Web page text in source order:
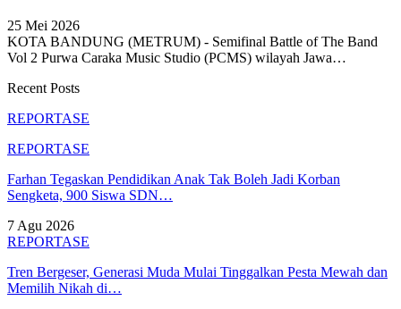
25 Mei 2026
KOTA BANDUNG (METRUM) - Semifinal Battle of The Band
Vol 2 Purwa Caraka Music Studio (PCMS) wilayah Jawa…
Recent Posts
REPORTASE
REPORTASE
Farhan Tegaskan Pendidikan Anak Tak Boleh Jadi Korban
Sengketa, 900 Siswa SDN…
7 Agu 2026
REPORTASE
Tren Bergeser, Generasi Muda Mulai Tinggalkan Pesta Mewah dan
Memilih Nikah di…